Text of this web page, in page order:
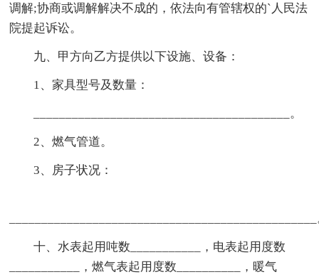
调解;协商或调解解决不成的，依法向有管辖权的`人民法
院提起诉讼。
九、甲方向乙方提供以下设施、设备：
1、家具型号及数量：
________________________________________。
2、燃气管道。
3、房子状况：
十、水表起用吨数___________，电表起用度数
___________，燃气表起用度数__________，暖气